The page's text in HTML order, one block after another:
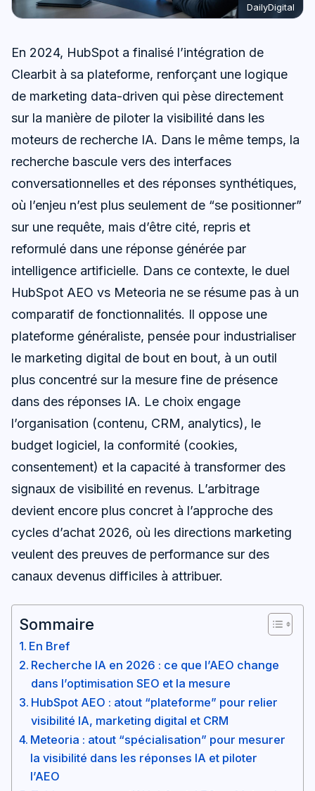
DailyDigital
En 2024, HubSpot a finalisé l’intégration de
Clearbit à sa plateforme, renforçant une logique
de marketing data-driven qui pèse directement
sur la manière de piloter la visibilité dans les
moteurs de recherche IA. Dans le même temps, la
recherche bascule vers des interfaces
conversationnelles et des réponses synthétiques,
où l’enjeu n’est plus seulement de “se positionner”
sur une requête, mais d’être cité, repris et
reformulé dans une réponse générée par
intelligence artificielle. Dans ce contexte, le duel
HubSpot AEO vs Meteoria ne se résume pas à un
comparatif de fonctionnalités. Il oppose une
plateforme généraliste, pensée pour industrialiser
le marketing digital de bout en bout, à un outil
plus concentré sur la mesure fine de présence
dans des réponses IA. Le choix engage
l’organisation (contenu, CRM, analytics), le
budget logiciel, la conformité (cookies,
consentement) et la capacité à transformer des
signaux de visibilité en revenus. L’arbitrage
devient encore plus concret à l’approche des
cycles d’achat 2026, où les directions marketing
veulent des preuves de performance sur des
canaux devenus difficiles à attribuer.
Sommaire
En Bref
Recherche IA en 2026 : ce que l’AEO change
dans l’optimisation SEO et la mesure
HubSpot AEO : atout “plateforme” pour relier
visibilité IA, marketing digital et CRM
Meteoria : atout “spécialisation” pour mesurer
la visibilité dans les réponses IA et piloter
l’AEO